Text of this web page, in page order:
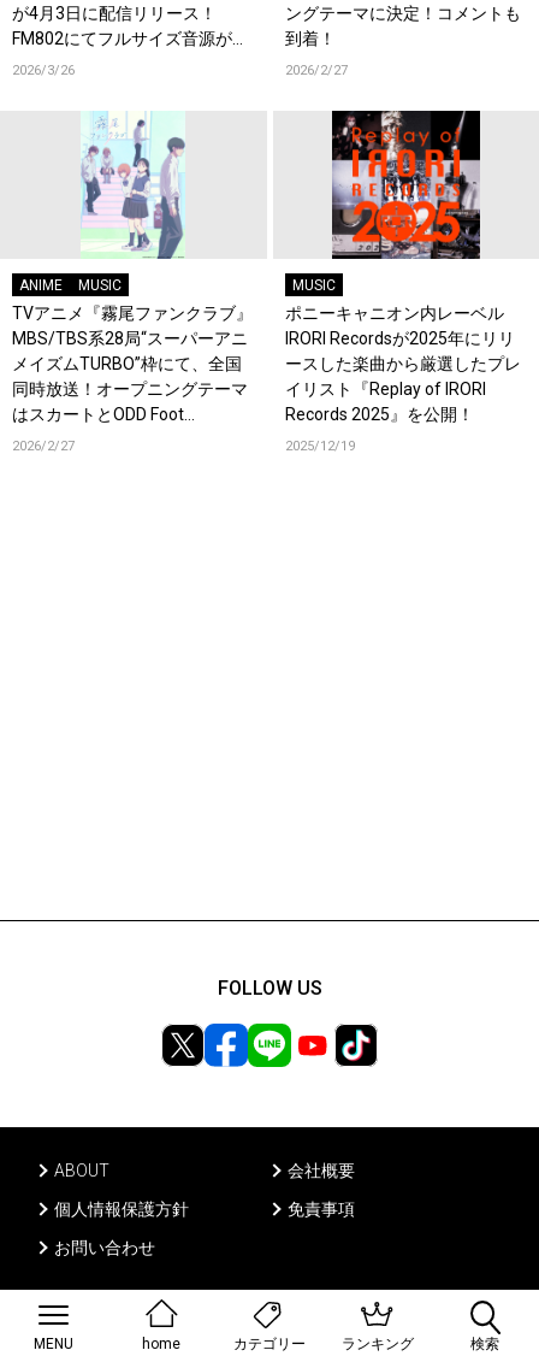
が4月3日に配信リリース！
FM802にてフルサイズ音源が初
OA！
2026/3/26
ングテーマに決定！コメントも
到着！
2026/2/27
ANIME MUSIC
TVアニメ『霧尾ファンクラブ』
MBS/TBS系28局“スーパーアニ
メイズムTURBO”枠にて、全国
同時放送！オープニングテーマ
はスカートとODD Foot
Works「FANCLUB」！
2026/2/27
MUSIC
ポニーキャニオン内レーベル
IRORI Recordsが2025年にリリ
ースした楽曲から厳選したプレ
イリスト『Replay of IRORI
Records 2025』を公開！
2025/12/19
MENU home カテゴリー ランキング 検索
ABOUT
会社概要
個人情報保護方針
免責事項
お問い合わせ
FOLLOW US
Ⓒ PONY CANYON INC, All rights reserved.